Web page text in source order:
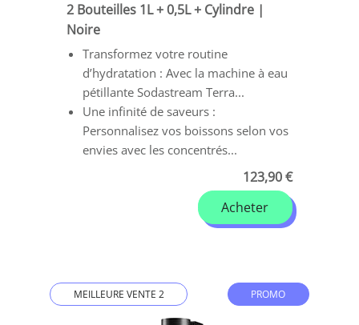
2 Bouteilles 1L + 0,5L + Cylindre |
Noire
Transformez votre routine
d’hydratation : Avec la machine à eau
pétillante Sodastream Terra...
Une infinité de saveurs :
Personnalisez vos boissons selon vos
envies avec les concentrés...
123,90 €
Acheter
PROMO
MEILLEURE VENTE 2